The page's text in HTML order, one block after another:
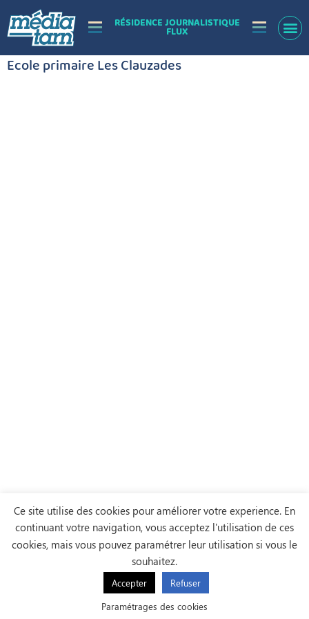
RÉSIDENCE JOURNALISTIQUE
FLUX
Ecole primaire Les Clauzades
Ce site utilise des cookies pour améliorer votre experience. En
continuant votre navigation, vous acceptez l'utilisation de ces
cookies, mais vous pouvez paramétrer leur utilisation si vous le
souhaitez.
Accepter Refuser
Paramétrages des cookies